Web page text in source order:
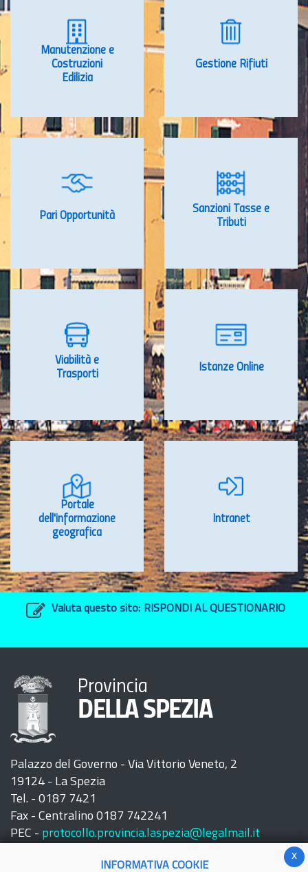
Manutenzione e
Costruzioni
Edilizia
Gestione Rifiuti
Pari Opportunità
Sanzioni Tasse e
Tributi
Viabilità e
Trasporti
Istanze Online
Portale
dell'informazione
geografica
Intranet
Valuta questo sito: RISPONDI AL QUESTIONARIO
Provincia
DELLA SPEZIA
Palazzo del Governo - Via Vittorio Veneto, 2
19124 - La Spezia
Tel. - 0187 7421
Fax - Centralino 0187 742241
PEC - protocollo.provincia.laspezia@legalmail.it
x
INFORMATIVA COOKIE